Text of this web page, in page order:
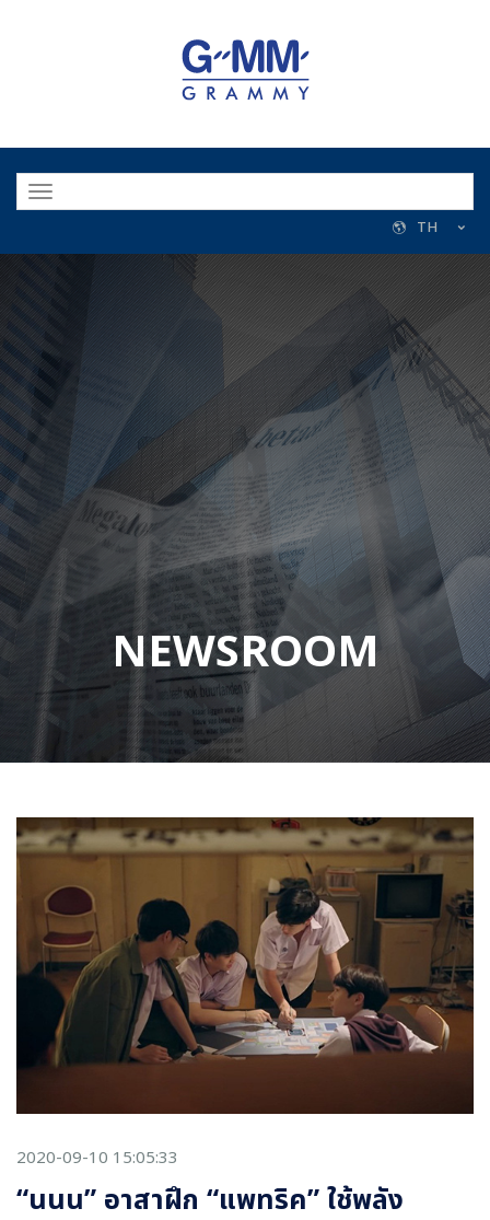
TH
NEWSROOM
2020-09-10 15:05:33
“นนน” อาสาฝึก “แพทริค” ใช้พลัง